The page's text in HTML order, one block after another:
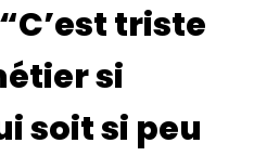
triste
si
soit si peu